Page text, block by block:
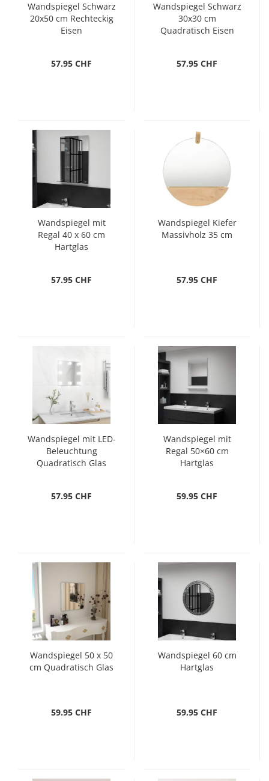
Wandspiegel Schwarz
20x50 cm Rechteckig
Eisen
57.95 CHF
Wandspiegel Schwarz
30x30 cm
Quadratisch Eisen
57.95 CHF
Wandspiegel mit
Regal 40 x 60 cm
Hartglas
57.95 CHF
Wandspiegel Kiefer
Massivholz 35 cm
57.95 CHF
Wandspiegel mit LED-
Beleuchtung
Quadratisch Glas
57.95 CHF
Wandspiegel mit
Regal 50×60 cm
Hartglas
59.95 CHF
Wandspiegel 50 x 50
cm Quadratisch Glas
59.95 CHF
Wandspiegel 60 cm
Hartglas
59.95 CHF